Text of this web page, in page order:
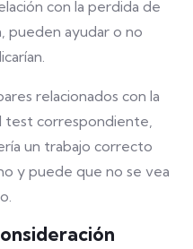
con la perdida de
pueden ayudar o no
relacionados con la
test correspondiente,
un trabajo correcto
y puede que no se vea